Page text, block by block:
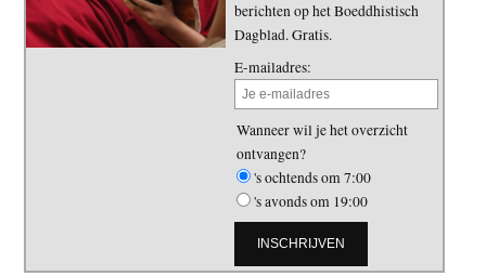
berichten op het Boeddhistisch
Dagblad. Gratis.
E-mailadres:
Wanneer wil je het overzicht
ontvangen?
's ochtends om 7:00
's avonds om 19:00